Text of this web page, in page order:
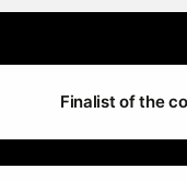
Finalist of the